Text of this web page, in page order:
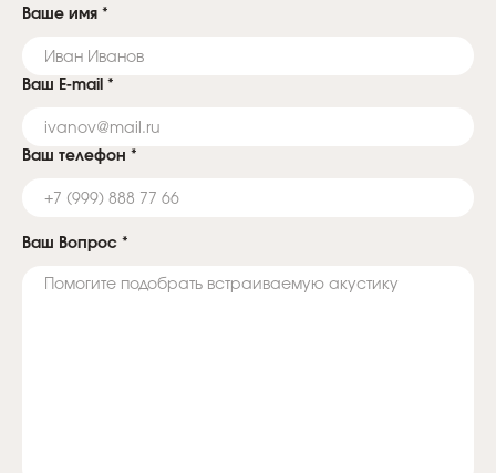
Ваше имя *
Ваш E-mail *
Ваш телефон *
Ваш Вопрос *